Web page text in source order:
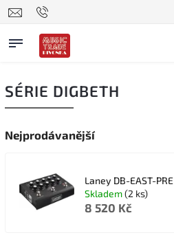
SÉRIE DIGBETH
Nejprodávanější
Laney DB-EAST-PRE
Skladem(2 ks)
8 520 Kč